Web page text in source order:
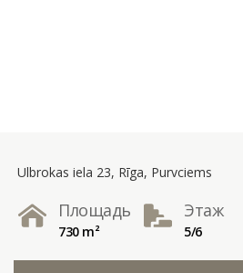
Ulbrokas iela 23, Rīga, Purvciems
Площадь
730 m²
Этаж
5/6